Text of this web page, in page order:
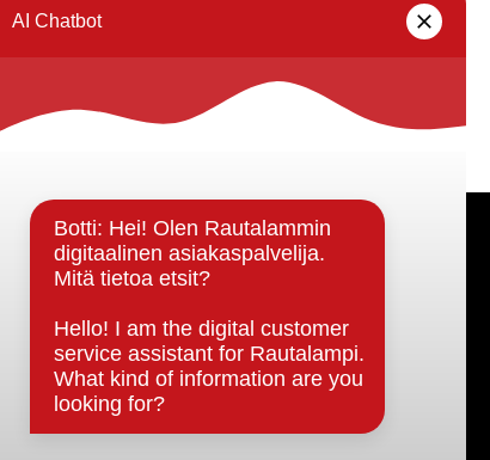
Päätöksenteko ja lähidemokratia
Päätökset, esityslistat & pöytäkirjat
Hallinto
Kunnanhallitus
Kunnanvaltuusto